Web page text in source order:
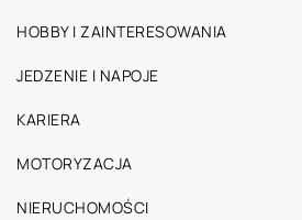
HOBBY I ZAINTERESOWANIA
JEDZENIE I NAPOJE
KARIERA
MOTORYZACJA
NIERUCHOMOŚCI